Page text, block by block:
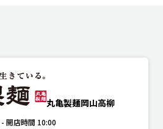
丸亀製麺岡山高柳
- 開店時間 10:00